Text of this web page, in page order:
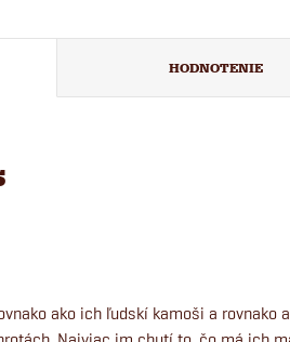
HODNOTENIE
ako ich ľudskí kamoši a rovnako